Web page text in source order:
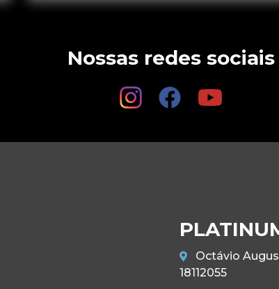
Nossas redes sociais
Octávio
18112055